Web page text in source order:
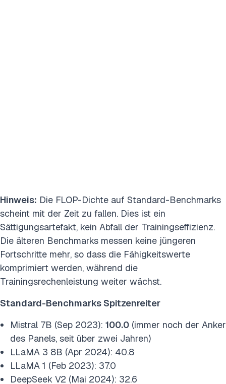
Hinweis: Die FLOP-Dichte auf Standard-Benchmarks
scheint mit der Zeit zu fallen. Dies ist ein
Sättigungsartefakt, kein Abfall der Trainingseffizienz.
Die älteren Benchmarks messen keine jüngeren
Fortschritte mehr, so dass die Fähigkeitswerte
komprimiert werden, während die
Trainingsrechenleistung weiter wächst.
Standard-Benchmarks Spitzenreiter
Mistral 7B (Sep 2023): 100.0 (immer noch der Anker
des Panels, seit über zwei Jahren)
LLaMA 3 8B (Apr 2024): 40.8
LLaMA 1 (Feb 2023): 37.0
DeepSeek V2 (Mai 2024): 32.6